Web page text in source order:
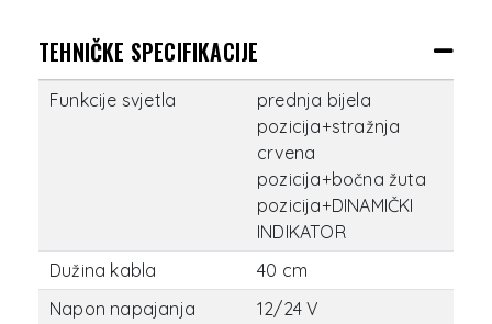
TEHNIČKE SPECIFIKACIJE
Funkcije svjetla
prednja bijela
pozicija+stražnja
crvena
pozicija+bočna žuta
pozicija+DINAMIČKI
INDIKATOR
Dužina kabla
40 cm
Napon napajanja
12/24 V